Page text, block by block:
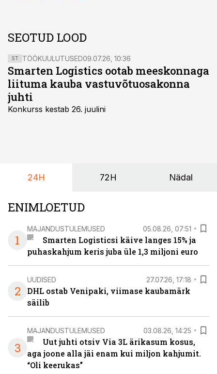
SEOTUD LOOD
ST TÖÖKUULUTUSED09.07.26, 10:36
Smarten Logistics ootab meeskonnaga
liituma kauba vastuvõtuosakonna
juhti
Konkurss kestab 26. juulini
24H 72H Nädal
ENIMLOETUD
1
MAJANDUSTULEMUSED 05.08.26, 07:51
Smarten Logisticsi käive langes 15% ja
puhaskahjum keris juba üle 1,3 miljoni euro
2
UUDISED 27.07.26, 17:18
DHL ostab Venipaki, viimase kaubamärk
säilib
3
MAJANDUSTULEMUSED 03.08.26, 14:25
Uut juhti otsiv Via 3L ärikasum kosus,
aga joone alla jäi enam kui miljon kahjumit.
“Oli keerukas”